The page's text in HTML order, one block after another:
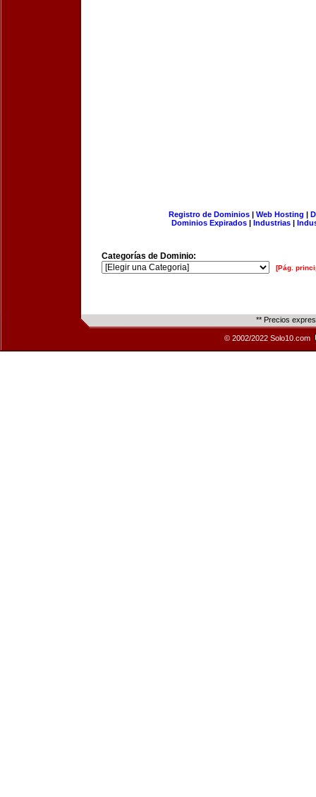
Registro de Dominios| Web Hosting |
Dominios Expirados | Industrias |
Categorías de Dominio:
[Pág.
** Precios
© 2002/2022 Solo10.com